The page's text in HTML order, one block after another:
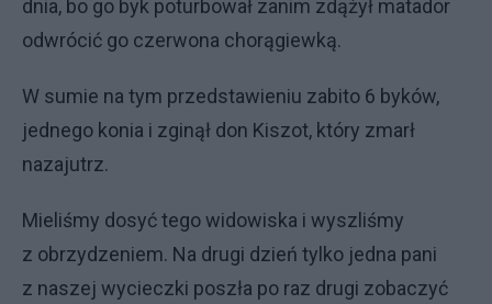
dnia, bo go byk poturbował zanim zdążył matador
odwrócić go czerwona chorągiewką.
W sumie na tym przedstawieniu zabito 6 byków,
jednego konia i zginął don Kiszot, który zmarł
nazajutrz.
Mieliśmy dosyć tego widowiska i wyszliśmy
z obrzydzeniem. Na drugi dzień tylko jedna pani
z naszej wycieczki poszła po raz drugi zobaczyć